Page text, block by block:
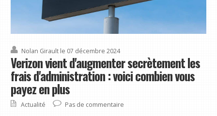
Nolan Girault le 07 décembre 2024
Verizon vient d'augmenter secrètement les
frais d'administration : voici combien vous
payez en plus
Actualité Pas de commentaire